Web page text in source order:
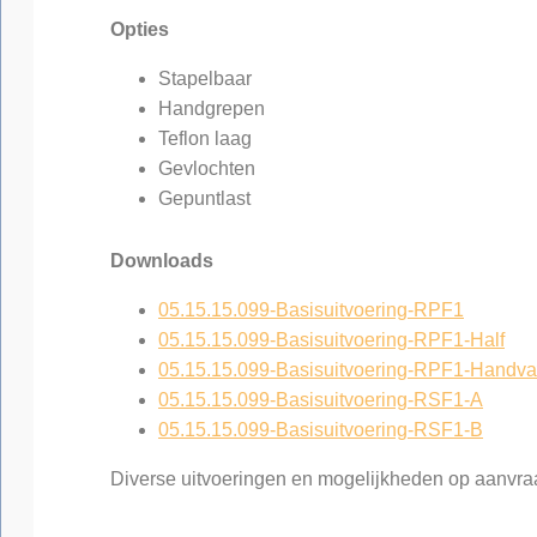
Opties
Stapelbaar
Handgrepen
Teflon laag
Gevlochten
Gepuntlast
Downloads
05.15.15.099-Basisuitvoering-RPF1
05.15.15.099-Basisuitvoering-RPF1-Half
05.15.15.099-Basisuitvoering-RPF1-
05.15.15.099-Basisuitvoering-RSF1-A
05.15.15.099-Basisuitvoering-RSF1-B
Diverse uitvoeringen en mogelijkheden op